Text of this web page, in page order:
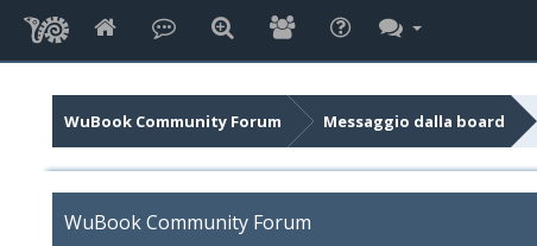
WuBook Community Forum Messaggio dalla board
WuBook Community Forum